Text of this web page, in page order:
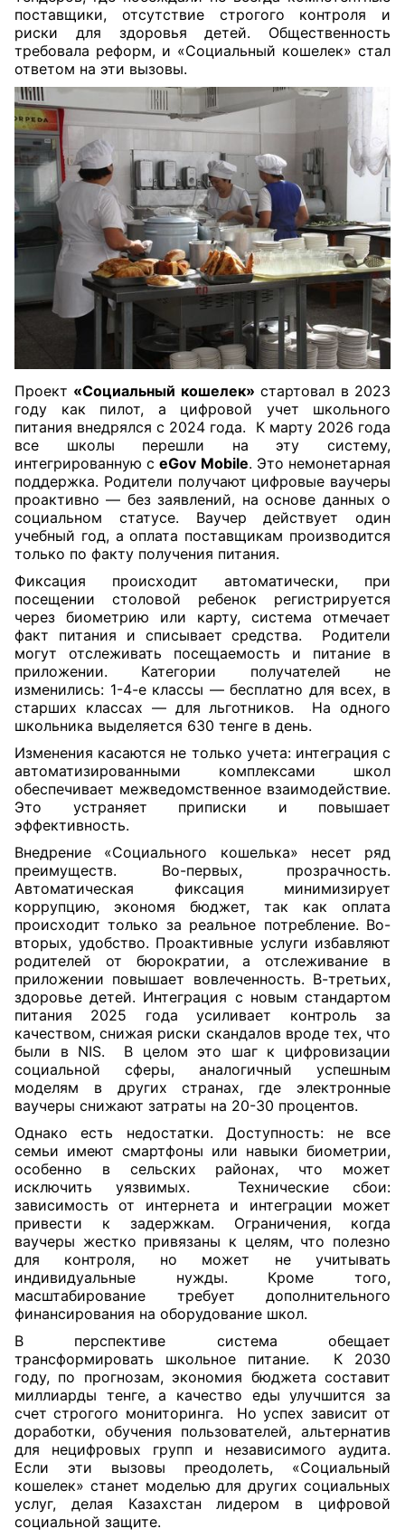
поставщики, отсутствие строгого контроля и
риски для здоровья детей. Общественность
требовала реформ, и «Социальный кошелек» стал
ответом на эти вызовы.
Проект «Социальный кошелек» стартовал в 2023
году как пилот, а цифровой учет школьного
питания внедрялся с 2024 года. К марту 2026 года
все школы перешли на эту систему,
интегрированную сeGov Mobile. Это немонетарная
поддержка. Родители получают цифровые ваучеры
проактивно — без заявлений, на основе данных о
социальном статусе. Ваучер действует один
учебный год, а оплата поставщикам производится
только по факту получения питания.
Фиксация происходит автоматически, при
посещении столовой ребенок регистрируется
через биометрию или карту, система отмечает
факт питания и списывает средства. Родители
могут отслеживать посещаемость и питание в
приложении. Категории получателей не
изменились: 1-4-е классы — бесплатно для всех, в
старших классах — для льготников. На одного
школьника выделяется 630 тенге в день.
Изменения касаются не только учета: интеграция с
автоматизированными комплексами школ
обеспечивает межведомственное взаимодействие.
Это устраняет приписки и повышает
эффективность.
Внедрение «Социального кошелька» несет ряд
преимуществ. Во-первых, прозрачность.
Автоматическая фиксация минимизирует
коррупцию, экономя бюджет, так как оплата
происходит только за реальное потребление. Во-
вторых, удобство. Проактивные услуги избавляют
родителей от бюрократии, а отслеживание в
приложении повышает вовлеченность. В-третьих,
здоровье детей. Интеграция с новым стандартом
питания 2025 года усиливает контроль за
качеством, снижая риски скандалов вроде тех, что
были в NIS. В целом это шаг к цифровизации
социальной сферы, аналогичный успешным
моделям в других странах, где электронные
ваучеры снижают затраты на 20-30 процентов.
Однако есть недостатки. Доступность: не все
семьи имеют смартфоны или навыки биометрии,
особенно в сельских районах, что может
исключить уязвимых. Технические сбои:
зависимость от интернета и интеграции может
привести к задержкам. Ограничения, когда
ваучеры жестко привязаны к целям, что полезно
для контроля, но может не учитывать
индивидуальные нужды. Кроме того,
масштабирование требует дополнительного
финансирования на оборудование школ.
В перспективе система обещает
трансформировать школьное питание. К 2030
году, по прогнозам, экономия бюджета составит
миллиарды тенге, а качество еды улучшится за
счет строгого мониторинга. Но успех зависит от
доработки, обучения пользователей, альтернатив
для нецифровых групп и независимого аудита.
Если эти вызовы преодолеть, «Социальный
кошелек» станет моделью для других социальных
услуг, делая Казахстан лидером в цифровой
социальной защите.